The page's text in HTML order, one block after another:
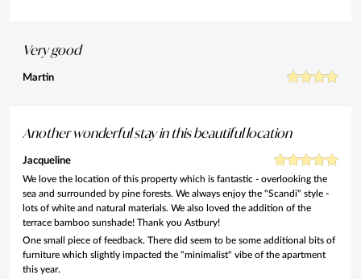
Very good
Martin
Another wonderful stay in this beautiful location
Jacqueline
We love the location of this property which is fantastic - overlooking the
sea and surrounded by pine forests. We always enjoy the "Scandi" style -
lots of white and natural materials. We also loved the addition of the
terrace bamboo sunshade! Thank you Astbury!
One small piece of feedback. There did seem to be some additional bits of
furniture which slightly impacted the "minimalist" vibe of the apartment
this year.